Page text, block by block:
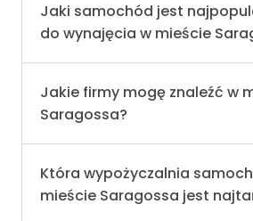
Jaki samochód jest
do wynajęcia w mieście
Jakie firmy mogę znaleźć w
Saragossa?
Która wypożyczalnia
mieście Saragossa jest